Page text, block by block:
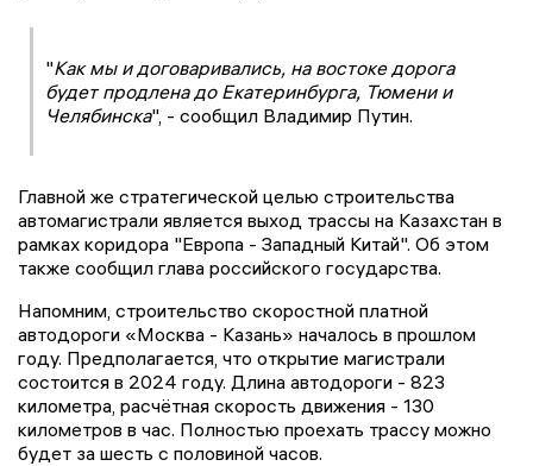
"Как мы и договаривались, на востоке дорога
будет продлена до Екатеринбурга, Тюмени и
Челябинска", - сообщил Владимир Путин.
Главной же стратегической целью строительства
автомагистрали является выход трассы на Казахстан в
рамках коридора "Европа - Западный Китай". Об этом
также сообщил глава российского государства.
Напомним, строительство скоростной платной
автодороги «Москва - Казань» началось в прошлом
году. Предполагается, что открытие магистрали
состоится в 2024 году. Длина автодороги - 823
километра, расчётная скорость движения - 130
километров в час. Полностью проехать трассу можно
будет за шесть с половиной часов.